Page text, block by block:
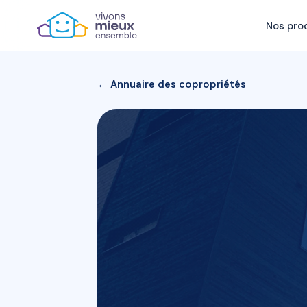
Nos
← Annuaire des copropriétés